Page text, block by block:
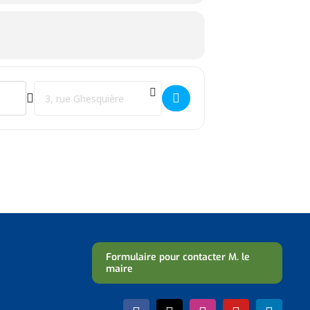
Destination Address - Les oiseaux de nos jardins []
Formulaire pour contacter M. le
maire